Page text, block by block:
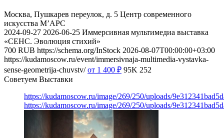
Москва, Пушкарев переулок, д. 5 Центр современного
искусства М’АРС
2024-09-27 2026-06-25 Иммерсивная мультимедиа выставка
«СЕНС. Эволюция стихий»
700 RUB https://schema.org/InStock 2026-08-07T00:00:00+03:00
https://kudamoscow.ru/event/immersivnaja-multimedia-vystavka-
sense-geometrija-chuvstv/ от 1 400 ₽ 95K 252
Советуем Выставки
https://kudamoscow.ru/image/269/250/uploads/
https://kudamoscow.ru/image/269/250/uploads/